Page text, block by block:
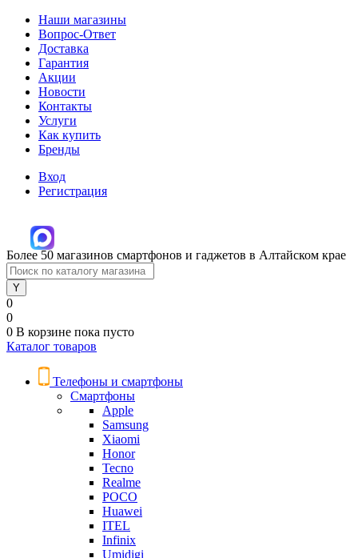
Наши магазины
Вопрос-Ответ
Доставка
Гарантия
Акции
Новости
Контакты
Услуги
Как купить
Бренды
Вход
Регистрация
Более 50 магазинов смартфонов и гаджетов в Алтайском крае
0
0
0 В корзине пока пусто
Каталог товаров
Телефоны и смартфоны
Смартфоны
Apple
Samsung
Xiaomi
Honor
Tecno
Realme
POCO
Huawei
ITEL
Infinix
Umidigi